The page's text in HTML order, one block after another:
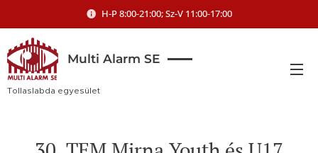
H-P 8:00-21:00; Sz-V 11:00-17:00
Multi Alarm SE
Tollaslabda egyesület